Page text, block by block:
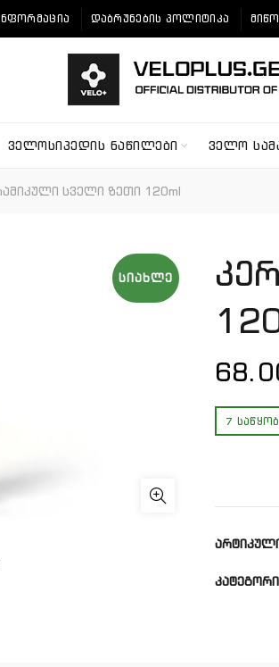
ᲓᲐᲑᲠᲣᲜᲔᲑᲘᲡ ᲞᲝᲚᲘᲢᲘᲙᲐ
ᲕᲔᲚᲝᲡᲘᲞᲔᲓᲘᲡ ᲜᲐᲬᲘᲚᲔᲑᲘ ᲕᲔᲚᲝ
სველი ზეთი 120ml
ᲡᲘᲐᲮᲚᲔ
7